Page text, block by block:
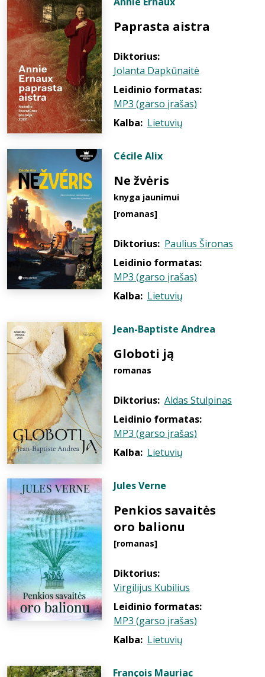
Paprasta aistra
Diktorius:
Jolanta Dapkūnaitė
Leidinio formatas:
MP3 (garso įrašas)
Kalba: Lietuvių
Cécile Alix
Ne žvėris
knyga jaunimui
[romanas]
Diktorius: Paulius Šironas
Leidinio formatas:
MP3 (garso įrašas)
Kalba: Lietuvių
Jean-Baptiste Andrea
Globoti ją
romanas
Diktorius: Aldas Stulpinas
Leidinio formatas:
MP3 (garso įrašas)
Kalba: Lietuvių
Jules Verne
Penkios savaitės
oro balionu
[romanas]
Diktorius:
Virgilijus Kubilius
Leidinio formatas:
MP3 (garso įrašas)
Kalba: Lietuvių
François Mauriac